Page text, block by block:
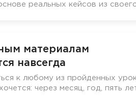
реальных кейсов из
материалам
навсегда
к любому из пройденных
через месяц, год, пять